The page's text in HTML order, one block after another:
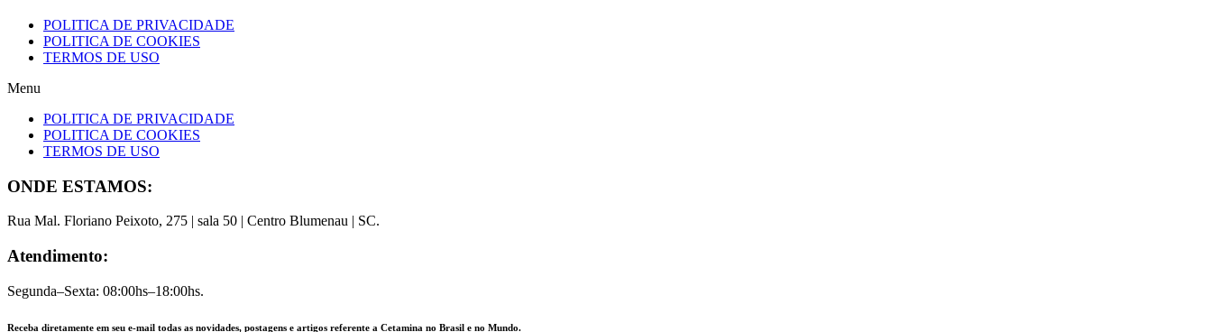
POLITICA DE PRIVACIDADE
POLITICA DE COOKIES
TERMOS DE USO
Menu
POLITICA DE PRIVACIDADE
POLITICA DE COOKIES
TERMOS DE USO
ONDE ESTAMOS:
Rua Mal. Floriano Peixoto, 275 | sala 50 | Centro Blumenau | SC.
Atendimento:
Segunda–Sexta: 08:00hs–18:00hs.
Receba diretamente em seu e-mail todas as novidades, postagens e artigos referente a Cetamina no Brasil e no Mundo.